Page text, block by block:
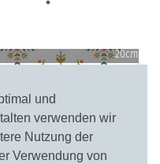
und
verwenden wir
Nutzung der
Verwendung von
20cm